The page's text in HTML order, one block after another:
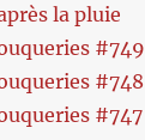
la pluie
#749
#748
#747